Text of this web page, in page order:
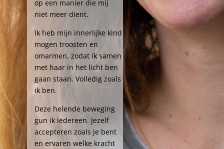
op een manier die mij
niet meer dient.
Ik heb mijn innerlijke kind
mogen troosten en
omarmen, zodat ik samen
met haar in het licht ben
gaan staan. Volledig zoals
ik ben.
Deze helende beweging
gun ik iedereen. Jezelf
accepteren zoals je bent
en ervaren welke kracht